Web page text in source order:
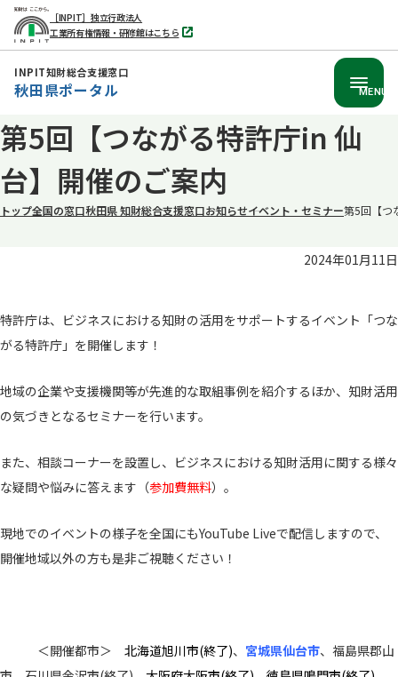
本
文
へ
［INPIT］独立行政法人
工業所有権情報・研修館はこちら
別
タ
INPIT知財総合支援窓口
秋田県ポータル MENU
第5回【つながる特許庁in 仙
台】開催のご案内
トップ全国の窓口秋田県 知財総合支援窓口お知らせイベント・セミナー第5回【つ
2024年01月11日
特許庁は、ビジネスにおける知財の活用をサポートするイベント「つな
がる特許庁」を開催します！
地域の企業や支援機関等が先進的な取組事例を紹介するほか、知財活用
の気づきとなるセミナーを行います。
また、相談コーナーを設置し、ビジネスにおける知財活用に関する様々
な疑問や悩みに答えます（参加費無料）。
現地でのイベントの様子を全国にもYouTube Liveで配信しますので、
開催地域以外の方も是非ご視聴ください！
＜開催都市＞ 北海道旭川市(終了)、 宮城県仙台市、福島県郡山